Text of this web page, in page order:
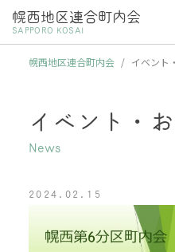
幌西地区連合町内会
SAPPORO KOSAI
幌西地区連合町内会 / イベント
イベント・
News
2024.02.15